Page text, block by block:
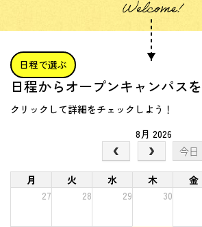
日程で選ぶ
日程からオープンキャンパス
クリックして詳細をチェックしよう！
8月 2026
今日
月 火 水 木 金
27
28 29 30